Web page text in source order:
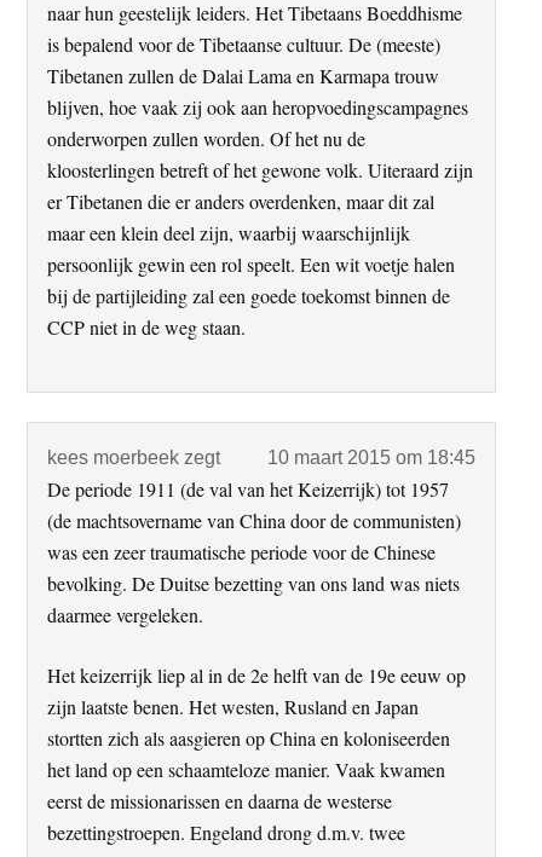
naar hun geestelijk leiders. Het Tibetaans Boeddhisme
is bepalend voor de Tibetaanse cultuur. De (meeste)
Tibetanen zullen de Dalai Lama en Karmapa trouw
blijven, hoe vaak zij ook aan heropvoedingscampagnes
onderworpen zullen worden. Of het nu de
kloosterlingen betreft of het gewone volk. Uiteraard zijn
er Tibetanen die er anders overdenken, maar dit zal
maar een klein deel zijn, waarbij waarschijnlijk
persoonlijk gewin een rol speelt. Een wit voetje halen
bij de partijleiding zal een goede toekomst binnen de
CCP niet in de weg staan.
kees moerbeek zegt 10 maart 2015 om 18:45
De periode 1911 (de val van het Keizerrijk) tot 1957
(de machtsovername van China door de communisten)
was een zeer traumatische periode voor de Chinese
bevolking. De Duitse bezetting van ons land was niets
daarmee vergeleken.
Het keizerrijk liep al in de 2e helft van de 19e eeuw op
zijn laatste benen. Het westen, Rusland en Japan
stortten zich als aasgieren op China en koloniseerden
het land op een schaamteloze manier. Vaak kwamen
eerst de missionarissen en daarna de westerse
bezettingstroepen. Engeland drong d.m.v. twee